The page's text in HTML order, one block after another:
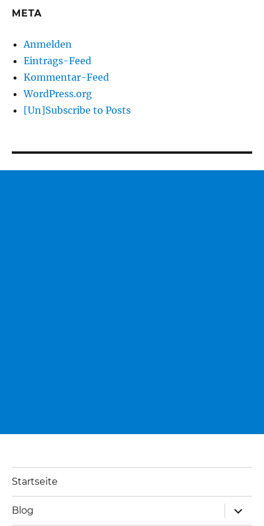
META
Anmelden
Eintrags-Feed
Kommentar-Feed
WordPress.org
[Un]Subscribe to Posts
Startseite
Blog
öffnen